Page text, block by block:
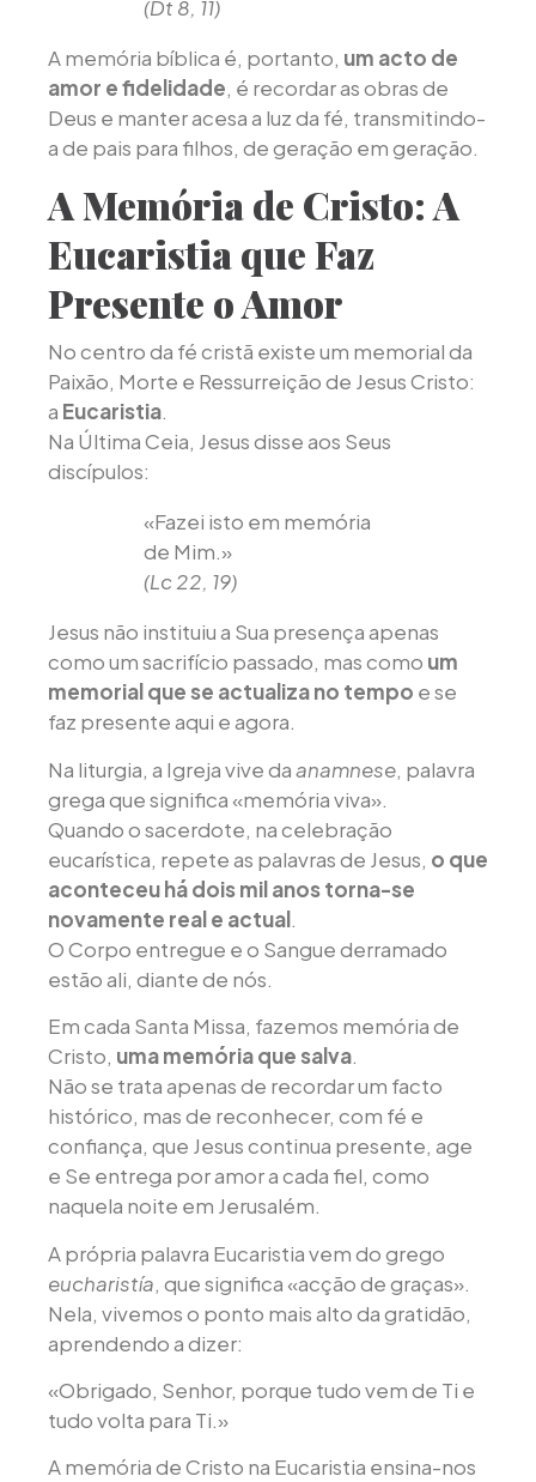
(Dt 8, 11)
A memória bíblica é, portanto, um acto de
amor e fidelidade, é recordar as obras de
Deus e manter acesa a luz da fé, transmitindo-
a de pais para filhos, de geração em geração.
A Memória de Cristo: A
Eucaristia que Faz
Presente o Amor
No centro da fé cristã existe um memorial da
Paixão, Morte e Ressurreição de Jesus Cristo:
a Eucaristia.
Na Última Ceia, Jesus disse aos Seus
discípulos:
«Fazei isto em memória
de Mim.»
(Lc 22, 19)
Jesus não instituiu a Sua presença apenas
como um sacrifício passado, mas como um
memorial que se actualiza no tempo e se
faz presente aqui e agora.
Na liturgia, a Igreja vive daanamnese, palavra
grega que significa «memória viva».
Quando o sacerdote, na celebração
eucarística, repete as palavras de Jesus, o que
aconteceu há dois mil anos torna-se
novamente real e actual.
O Corpo entregue e o Sangue derramado
estão ali, diante de nós.
Em cada Santa Missa, fazemos memória de
Cristo, uma memória que salva.
Não se trata apenas de recordar um facto
histórico, mas de reconhecer, com fé e
confiança, que Jesus continua presente, age
e Se entrega por amor a cada fiel, como
naquela noite em Jerusalém.
A própria palavra Eucaristia vem do grego
eucharistía, que significa «acção de graças».
Nela, vivemos o ponto mais alto da gratidão,
aprendendo a dizer:
«Obrigado, Senhor, porque tudo vem de Ti e
tudo volta para Ti.»
A memória de Cristo na Eucaristia ensina-nos